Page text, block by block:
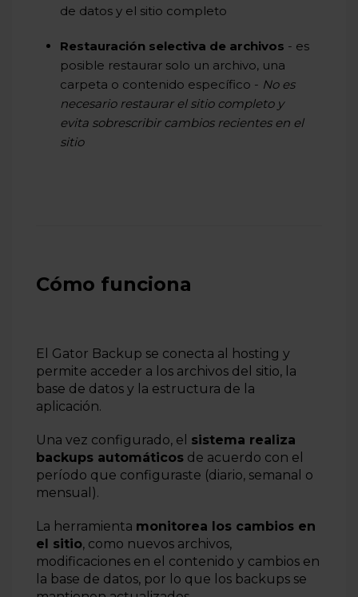
de datos y el sitio completo
Restauración selectiva de archivos - es
posible restaurar solo un archivo, una
carpeta o contenido específico - No es
necesario restaurar el sitio completo y
evita sobrescribir cambios recientes en el
sitio
Cómo funciona
El Gator Backup se conecta al hosting y
permite acceder a los archivos del sitio, la
base de datos y la estructura de la
aplicación.
Una vez configurado, el sistema realiza
backups automáticos de acuerdo con el
período que configuraste (diario, semanal o
mensual).
La herramienta monitorea los cambios en
el sitio, como nuevos archivos,
modificaciones en el contenido y cambios en
la base de datos, por lo que los backups se